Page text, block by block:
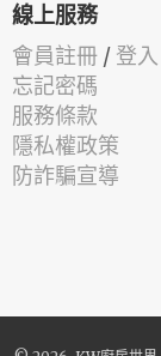
線上服務
會員註冊 / 登入
忘記密碼
服務條款
隱私權政策
防詐騙宣導